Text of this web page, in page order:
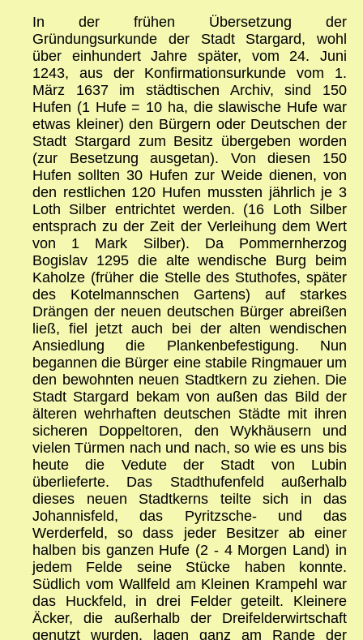
In der frühen Übersetzung der
Gründungsurkunde der Stadt Stargard, wohl
über einhundert Jahre später, vom 24. Juni
1243, aus der Konfirmationsurkunde vom 1.
März 1637 im städtischen Archiv, sind 150
Hufen (1 Hufe = 10 ha, die slawische Hufe war
etwas kleiner) den Bürgern oder Deutschen der
Stadt Stargard zum Besitz übergeben worden
(zur Besetzung ausgetan). Von diesen 150
Hufen sollten 30 Hufen zur Weide dienen, von
den restlichen 120 Hufen mussten jährlich je 3
Loth Silber entrichtet werden. (16 Loth Silber
entsprach zu der Zeit der Verleihung dem Wert
von 1 Mark Silber). Da Pommernherzog
Bogislav 1295 die alte wendische Burg beim
Kaholze (früher die Stelle des Stuthofes, später
des Kotelmannschen Gartens) auf starkes
Drängen der neuen deutschen Bürger abreißen
ließ, fiel jetzt auch bei der alten wendischen
Ansiedlung die Plankenbefestigung. Nun
begannen die Bürger eine stabile Ringmauer um
den bewohnten neuen Stadtkern zu ziehen. Die
Stadt Stargard bekam von außen das Bild der
älteren wehrhaften deutschen Städte mit ihren
sicheren Doppeltoren, den Wykhäusern und
vielen Türmen nach und nach, so wie es uns bis
heute die Vedute der Stadt von Lubin
überlieferte. Das Stadthufenfeld außerhalb
dieses neuen Stadtkerns teilte sich in das
Johannisfeld, das Pyritzsche- und das
Werderfeld, so dass jeder Besitzer ab einer
halben bis ganzen Hufe (2 - 4 Morgen Land) in
jedem Felde seine Stücke haben konnte.
Südlich vom Wallfeld am Kleinen Krampehl war
das Huckfeld, in drei Felder geteilt. Kleinere
Äcker, die außerhalb der Dreifelderwirtschaft
genutzt wurden, lagen ganz am Rande der